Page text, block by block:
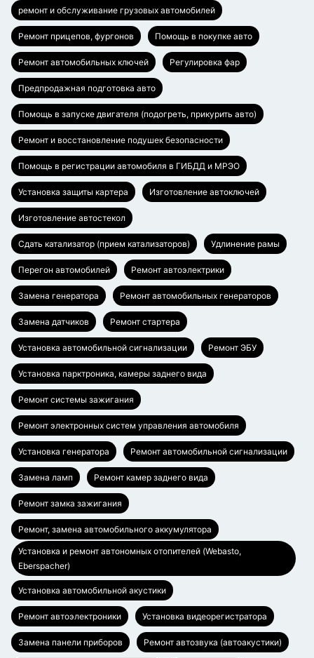
ремонт и обслуживание грузовых автомобилей
Ремонт прицепов, фургонов Помощь в покупке авто
Ремонт автомобильных ключей Регулировка фар
Предпродажная подготовка авто
Помощь в запуске двигателя (подогреть, прикурить авто)
Ремонт и восстановление подушек безопасности
Помощь в регистрации автомобиля в ГИБДД и МРЭО
Установка защиты картера Изготовление автоключей
Изготовление автостекол
Сдать катализатор (прием катализаторов) Удлинение рамы
Перегон автомобилей Ремонт автоэлектрики
Замена генератора Ремонт автомобильных генераторов
Замена датчиков Ремонт стартера
Установка автомобильной сигнализации Ремонт ЭБУ
Установка парктроника, камеры заднего вида
Ремонт системы зажигания
Ремонт электронных систем управления автомобиля
Установка генератора Ремонт автомобильной сигнализации
Замена ламп Ремонт камер заднего вида
Ремонт замка зажигания
Ремонт, замена автомобильного аккумулятора
Установка и ремонт автономных отопителей (Webasto,
Eberspacher)
Установка автомобильной акустики
Ремонт автоэлектроники Установка видеорегистратора
Замена панели приборов Ремонт автозвука (автоакустики)